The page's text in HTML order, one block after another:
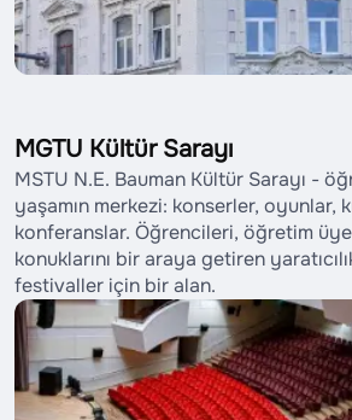
MGTU Kültür Sarayı
MSTU N.E. Bauman Kültür Sarayı -
yaşamın merkezi: konserler, oyunlar,
konferanslar. Öğrencileri, öğretim
konuklarını bir araya getiren
festivaller için bir alan.